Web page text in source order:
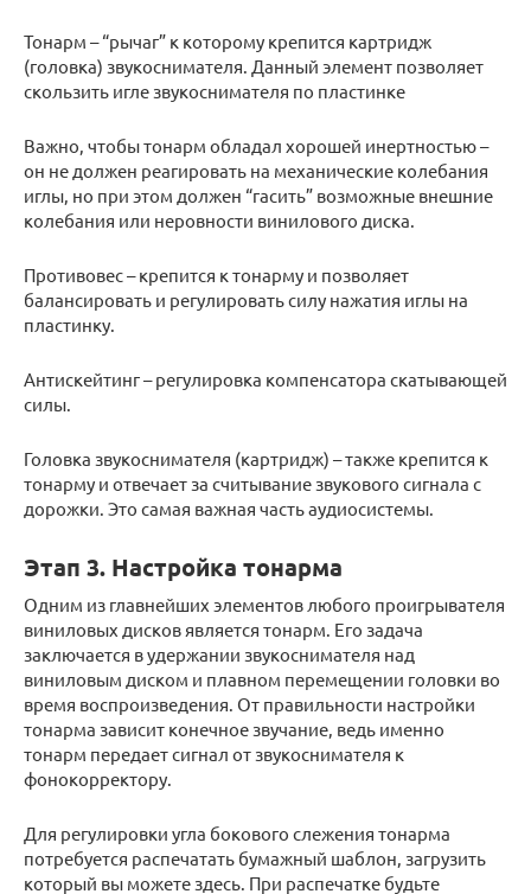
Тонарм – “рычаг” к которому крепится картридж
(головка) звукоснимателя. Данный элемент позволяет
скользить игле звукоснимателя по пластинке
Важно, чтобы тонарм обладал хорошей инертностью –
он не должен реагировать на механические колебания
иглы, но при этом должен “гасить” возможные внешние
колебания или неровности винилового диска.
Противовес – крепится к тонарму и позволяет
балансировать и регулировать силу нажатия иглы на
пластинку.
Антискейтинг – регулировка компенсатора скатывающей
силы.
Головка звукоснимателя (картридж) – также крепится к
тонарму и отвечает за считывание звукового сигнала с
дорожки. Это самая важная часть аудиосистемы.
Этап 3. Настройка тонарма
Одним из главнейших элементов любого проигрывателя
виниловых дисков является тонарм. Его задача
заключается в удержании звукоснимателя над
виниловым диском и плавном перемещении головки во
время воспроизведения. От правильности настройки
тонарма зависит конечное звучание, ведь именно
тонарм передает сигнал от звукоснимателя к
фонокорректору.
Для регулировки угла бокового слежения тонарма
потребуется распечатать бумажный шаблон, загрузить
который вы можете здесь. При распечатке будьте